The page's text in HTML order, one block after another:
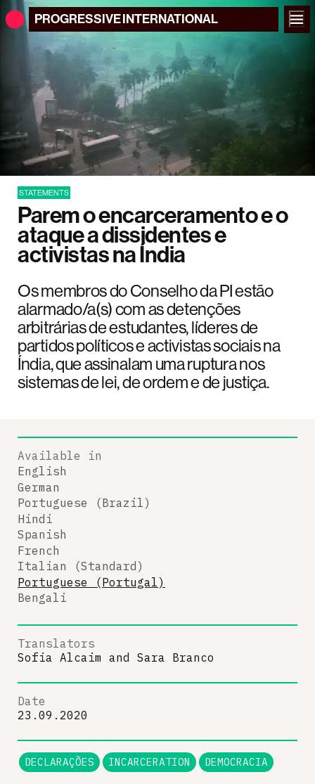
PROGRESSIVEINTERNATIONAL
STATEMENTS
Parem o encarceramento e o
ataque a dissidentes e
activistas na Índia
Os membros do Conselho da PI estão
alarmado/a(s) com as detenções
arbitrárias de estudantes, líderes de
partidos políticos e activistas sociais na
Índia, que assinalam uma ruptura nos
sistemas de lei, de ordem e de justiça.
Available in
English
German
Portuguese (Brazil)
Hindi
Spanish
French
Italian (Standard)
Portuguese (Portugal)
Bengali
Translators
Sofia Alcaim and Sara Branco
Date
23.09.2020
DECLARAÇÕES INCARCERATION DEMOCRACIA